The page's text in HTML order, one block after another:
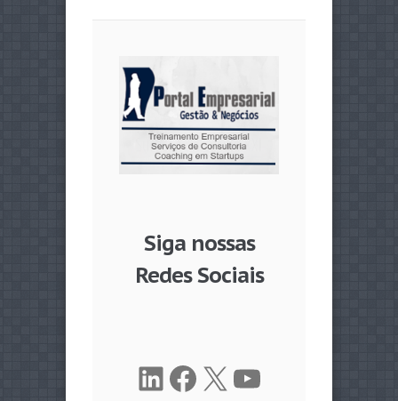
Siga nossas
Redes Sociais
LinkedIn
Facebook
X Youtube